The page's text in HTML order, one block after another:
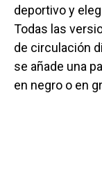
deportivo y
Todas las
de circulación
se añade una
en negro o en